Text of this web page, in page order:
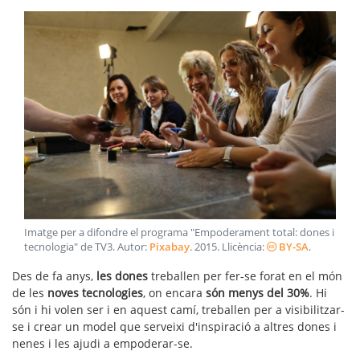
Imatge per a difondre el programa "Empoderament total: dones i
tecnologia" de TV3. Autor: Pixabay.2015. Llicència: BY-SA.
Des de fa anys, les dones treballen per fer-se forat en el món
de les noves tecnologies, on encara són menys del 30%. Hi
són i hi volen ser i en aquest camí, treballen per a visibilitzar-
se i crear un model que serveixi d'inspiració a altres dones i
nenes i les ajudi a empoderar-se.